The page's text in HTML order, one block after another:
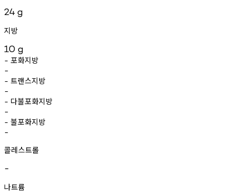
24 g
지방
10 g
- 포화지방
-
- 트랜스지방
-
- 다불포화지방
-
- 불포화지방
-
콜레스트롤
-
나트륨